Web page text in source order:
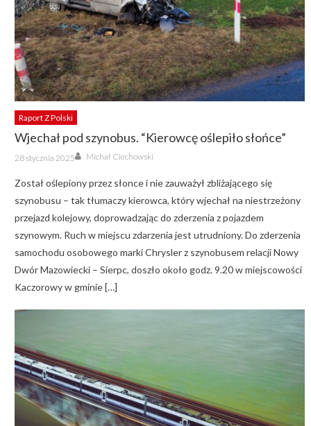
Raport Z Polski
Wjechał pod szynobus. “Kierowcę oślepiło słońce”
Posted
on
28 stycznia 2025 Author
Michał Ciechowski
Został oślepiony przez słonce i nie zauważył zbliżającego się
szynobusu – tak tłumaczy kierowca, który wjechał na niestrzeżony
przejazd kolejowy, doprowadzając do zderzenia z pojazdem
szynowym. Ruch w miejscu zdarzenia jest utrudniony. Do zderzenia
samochodu osobowego marki Chrysler z szynobusem relacji Nowy
Dwór Mazowiecki – Sierpc, doszło około godz. 9.20 w miejscowości
Kaczorowy w gminie […]